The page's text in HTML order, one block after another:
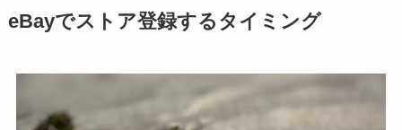
eBayでストア登録するタイミング